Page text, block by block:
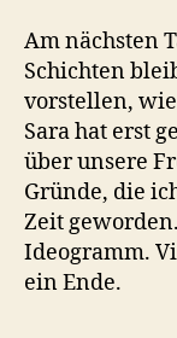
Am nächsten
Schichten
vorstellen, wie
Sara hat erst
über unsere
Gründe, die
Zeit
Ideogramm.
ein Ende.